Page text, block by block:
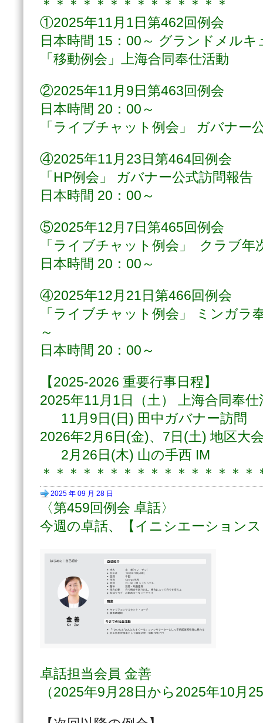
＊＊＊＊＊＊＊＊＊＊＊＊＊＊
①2025年11月1日第462回例会
日本時間 15：00～ グランドメルキ
「移動例会」上海合同奉仕活動
②2025年11月9日第463回例会
日本時間 20：00～
「ライブチャット例会」 ガバナー
④2025年11月23日第464回例会
「HP例会」 ガバナー公式訪問報告
日本時間 20：00～
⑤2025年12月7日第465回例会
「ライブチャット例会」 クラブ年
日本時間 20：00～
④2025年12月21日第466回例会
「ライブチャット例会」 ミンガラ
～
日本時間 20：00～
【2025-2026 重要行事日程】
2025年11月1日（土） 上海合同奉仕
11月9日(日) 田中ガバナー訪問
2026年2月6日(金)、7日(土) 地区大
2月26日(木) 山の手西 IM
＊＊＊＊＊＊＊＊＊＊＊＊＊＊＊＊
2025 年 09 月 28 日
〈第459回例会 卓話〉
今週の卓話、【イニシエーション
卓話担当会員 金善
（2025年9月28日から2025年10月